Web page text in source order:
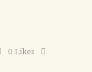
0Likes